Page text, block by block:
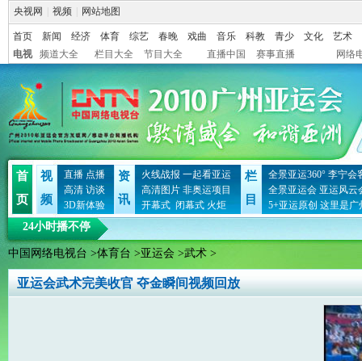
央视网 视频 网站地图
首页 新闻 经济 体育 综艺 春晚 戏曲 音乐 科教 青少 文化
艺术
电视
频道大全 栏目大全 节目大全 直播中国 赛事直播 网络
首
页
视
频
直播 点播
高清 访谈
3D新体验
资
讯
火线战报 一起看亚运
高清图片 非奥运项目
开幕式 闭幕式 火炬
栏
目
全景亚运360° 李宁会
全景亚运会 亚运风云
5+亚运原创 这里是广
24小时播不停
中国网络电视台 >体育台 >亚运会 >武术 >
亚运会武术完美收官 夺金瞬间视频回放